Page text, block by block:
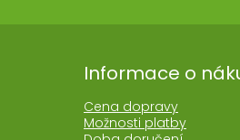
Informace o
Cena dopravy
Možnosti platby